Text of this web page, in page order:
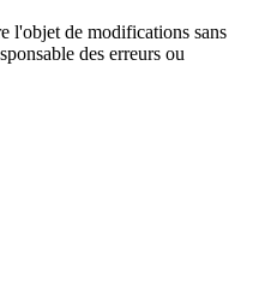
l'objet de modifications sans
des erreurs ou